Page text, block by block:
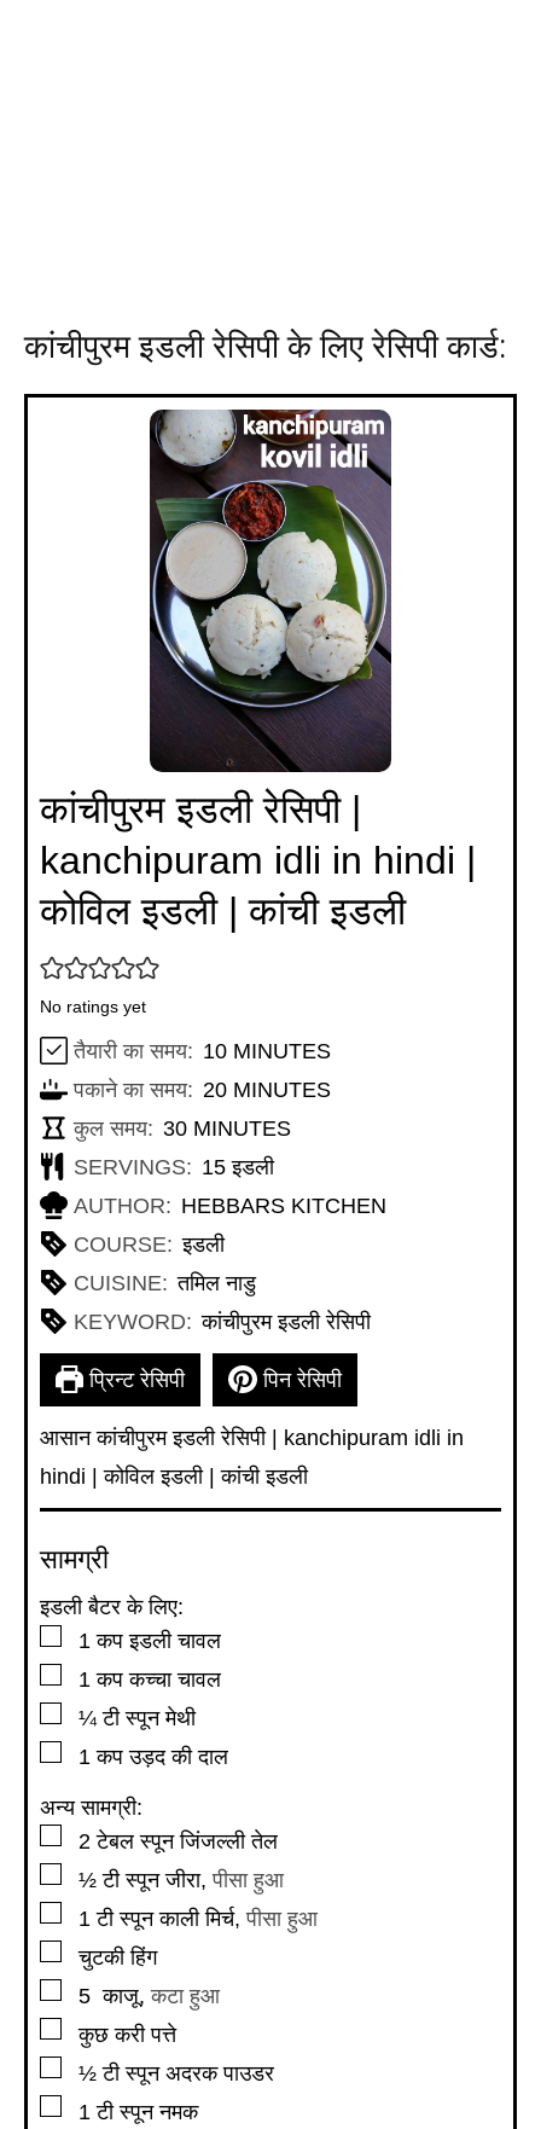
कांचीपुरम इडली रेसिपी के लिए रेसिपी कार्ड:
कांचीपुरम इडली रेसिपी |
kanchipuram idli in hindi |
कोविल इडली | कांची इडली
No ratings yet
तैयारी का समय: 10MINUTES
MINUTES
पकाने का समय: 20MINUTES
MINUTES
कुल समय: 30MINUTES
MINUTES
SERVINGS: 15 इडली
AUTHOR: HEBBARS KITCHEN
COURSE: इडली
CUISINE: तमिल नाडु
KEYWORD: कांचीपुरम इडली रेसिपी
प्रिन्ट रेसिपी पिन रेसिपी
आसान कांचीपुरम इडली रेसिपी | kanchipuram idli in
hindi | कोविल इडली | कांची इडली
सामग्री
इडली बैटर के लिए:
▢
1 कप इडली चावल
▢
1 कप कच्चा चावल
▢
¼ टी स्पून मेथी
▢
1 कप उड़द की दाल
अन्य सामग्री:
▢
2 टेबल स्पून जिंजल्ली तेल
▢
½ टी स्पून जीरा,पीसा हुआ
▢
1 टी स्पून काली मिर्च,पीसा हुआ
▢
चुटकी हिंग
▢
5 काजू,कटा हुआ
▢
कुछ करी पत्ते
▢
½ टी स्पून अदरक पाउडर
▢
1 टी स्पून नमक